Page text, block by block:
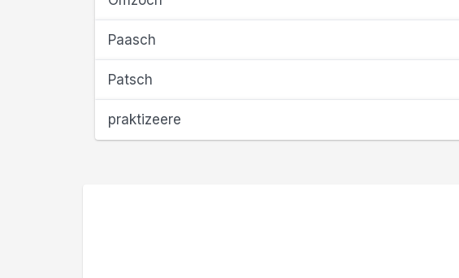
Paasch
Patsch
praktizeere